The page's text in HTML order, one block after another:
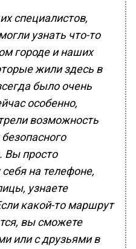
специалистов,
узнать что-то
городе и наших
жили здесь в
было очень
особенно,
возможность
Вы просто
на телефоне,
узнаете
какой-то маршрут
вы сможете
или с друзьями в